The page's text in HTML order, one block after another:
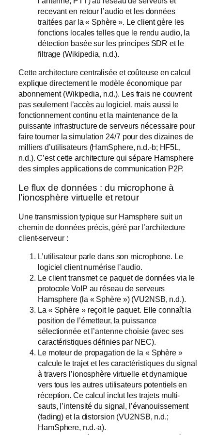
recevant en retour l’audio et les données
traitées par la « Sphère ». Le client gère les
fonctions locales telles que le rendu audio, la
détection basée sur les principes SDR et le
filtrage (Wikipedia, n.d.).
Cette architecture centralisée et coûteuse en calcul
explique directement le modèle économique par
abonnement (Wikipedia, n.d.). Les frais ne couvrent
pas seulement l’accès au logiciel, mais aussi le
fonctionnement continu et la maintenance de la
puissante infrastructure de serveurs nécessaire pour
faire tourner la simulation 24/7 pour des dizaines de
milliers d’utilisateurs (HamSphere, n.d.-b; HF5L,
n.d.). C’est cette architecture qui sépare Hamsphere
des simples applications de communication P2P.
Le flux de données : du microphone à
l’ionosphère virtuelle et retour
Une transmission typique sur Hamsphere suit un
chemin de données précis, géré par l’architecture
client-serveur :
L’utilisateur parle dans son microphone. Le
logiciel client numérise l’audio.
Le client transmet ce paquet de données via le
protocole VoIP au réseau de serveurs
Hamsphere (la « Sphère ») (VU2NSB, n.d.).
La « Sphère » reçoit le paquet. Elle connaît la
position de l’émetteur, la puissance
sélectionnée et l’antenne choisie (avec ses
caractéristiques définies par NEC).
Le moteur de propagation de la « Sphère »
calcule le trajet et les caractéristiques du signal
à travers l’ionosphère virtuelle et dynamique
vers tous les autres utilisateurs potentiels en
réception. Ce calcul inclut les trajets multi-
sauts, l’intensité du signal, l’évanouissement
(fading) et la distorsion (VU2NSB, n.d.;
HamSphere, n.d.-a).